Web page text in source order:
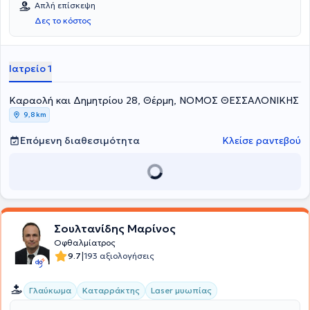
"Παπαγεωργίου". Μέχρι και σήμερα είναι Ακαδημαϊκή Υπότροφος
του Αριστοτελείου Πανεπιστημίου Θεσσαλονίκης και Fellow of the
European Board of Ophthalmologists. Στο ιδιωτικό της ιατρείο
Απλή επίσκεψη
Δες το κόστος
Ιατρείο 1
Καραολή και Δημητρίου 28, Θέρμη, ΝΟΜΟΣ ΘΕΣΣΑΛΟΝΙΚΗΣ
9,8 km
Επόμενη διαθεσιμότητα Κλείσε ραντεβού
Σουλτανίδης Μαρίνος
Οφθαλμίατρος
9.7|193 αξιολογήσεις
Γλαύκωμα Καταρράκτης Laser μυωπίας